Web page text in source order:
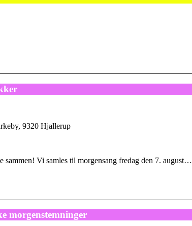
9320 Hjallerup
sammen! Vi samles til morgensang fredag den 7. august…
morgenstemninger